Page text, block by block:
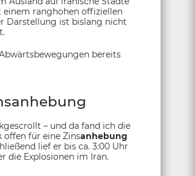
einem ranghohen offiziellen
Darstellung ist bislang nicht
bereits
– und da fand ich die
offen für eine Zinsanhebung
lief er bis ca. 3:00 Uhr
die Explosionen im Iran.